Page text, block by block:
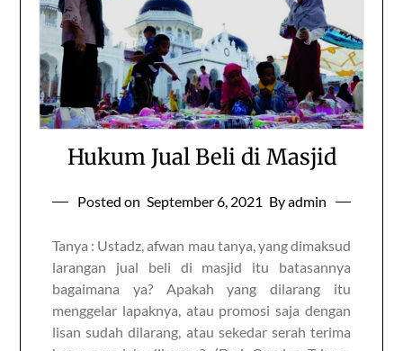
Hukum Jual Beli di Masjid
Posted on September 6, 2021 By admin
Tanya : Ustadz, afwan mau tanya, yang dimaksud
larangan jual beli di masjid itu batasannya
bagaimana ya? Apakah yang dilarang itu
menggelar lapaknya, atau promosi saja dengan
lisan sudah dilarang, atau sekedar serah terima